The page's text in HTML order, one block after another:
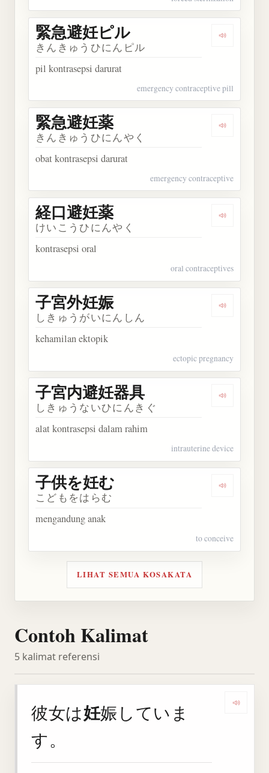
Dengarkan
緊急避妊ピル
きんきゅうひにんピル
pil kontrasepsi darurat
emergency contraceptive pill
Dengarkan
緊急避妊薬
きんきゅうひにんやく
obat kontrasepsi darurat
emergency contraceptive
Dengarkan
経口避妊薬
けいこうひにんやく
kontrasepsi oral
oral contraceptives
Dengarkan
子宮外妊娠
しきゅうがいにんしん
kehamilan ektopik
ectopic pregnancy
Dengarkan
子宮内避妊器具
しきゅうないひにんきぐ
alat kontrasepsi dalam rahim
intrauterine device
Dengarkan
子供を妊む
こどもをはらむ
mengandung anak
to conceive
LIHAT SEMUA KOSAKATA
Contoh Kalimat
5 kalimat referensi
彼女は妊娠していま
す。